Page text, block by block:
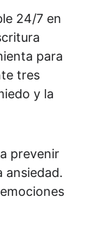
24/7 en
para
tres
y la
prevenir
ansiedad.